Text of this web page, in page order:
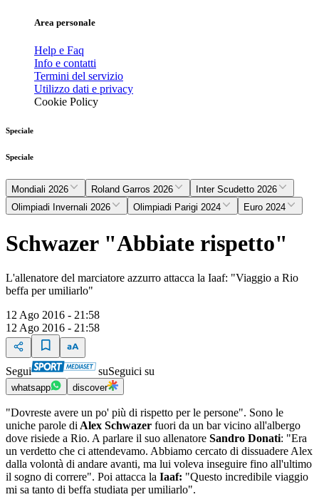
Area personale
Help e Faq
Info e contatti
Termini del servizio
Utilizzo dati e privacy
Cookie Policy
Speciale
Speciale
Mondiali 2026 Roland Garros 2026
Inter Scudetto 2026
Olimpiadi Invernali 2026
Olimpiadi Parigi 2024 Euro 2024
Schwazer "Abbiate rispetto"
L'allenatore del marciatore azzurro attacca la Iaaf: "Viaggio a Rio
beffa per umiliarlo"
12 Ago 2016 - 21:58
12 Ago 2016 - 21:58
Segui suSeguici su
whatsapp discover
"Dovreste avere un po' più di rispetto per le persone". Sono le
uniche parole di Alex Schwazer fuori da un bar vicino all'albergo
dove risiede a Rio. A parlare il suo allenatore Sandro Donati: "Era
un verdetto che ci attendevamo. Abbiamo cercato di dissuadere Alex
dalla volontà di andare avanti, ma lui voleva inseguire fino all'ultimo
il sogno di correre". Poi attacca la Iaaf: "Questo incredibile viaggio
mi sa tanto di beffa studiata per umiliarlo".